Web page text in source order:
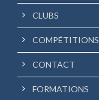
CLUBS
COMPÉTITIONS
CONTACT
FORMATIONS